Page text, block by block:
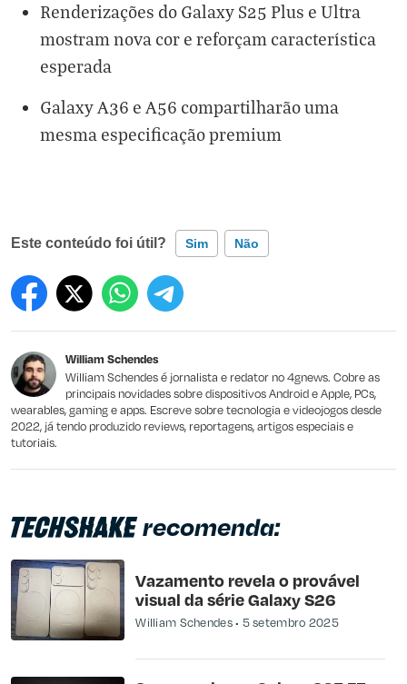
Renderizações do Galaxy S25 Plus e Ultra
mostram nova cor e reforçam característica
esperada
Galaxy A36 e A56 compartilharão uma
mesma especificação premium
Este conteúdo foi útil? Sim Não
Este conteúdo contém informação incorreta
Outro
William Schendes
William Schendes é jornalista e redator no 4gnews. Cobre as
principais novidades sobre dispositivos Android e Apple, PCs,
wearables, gaming e apps. Escreve sobre tecnologia e videojogos desde
2022, já tendo produzido reviews, reportagens, artigos especiais e
tutoriais.
recomenda:
Vazamento revela o provável
visual da série Galaxy S26
William Schendes 5 setembro 2025